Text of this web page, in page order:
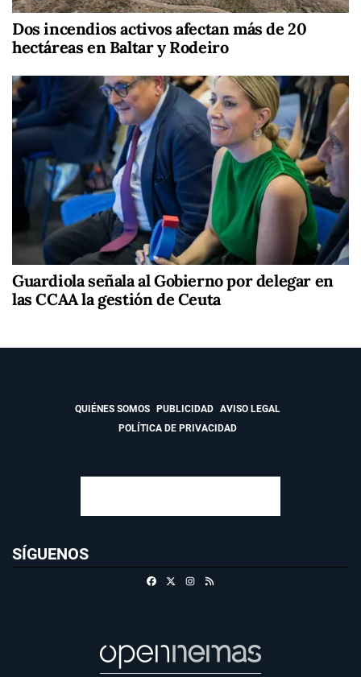
Dos incendios activos afectan más de 20
hectáreas en Baltar y Rodeiro
Guardiola señala al Gobierno por delegar en
las CCAA la gestión de Ceuta
QUIÉNES SOMOS PUBLICIDAD
AVISO LEGAL
POLÍTICA DE PRIVACIDAD
SÍGUENOS
FacebookInstagram